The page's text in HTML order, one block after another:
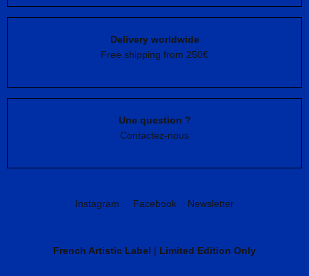
Delivery worldwide
Free shipping from 250€
Une question ?
Contactez-nous
Instagram Facebook Newsletter
French Artistic Label | Limited Edition Only